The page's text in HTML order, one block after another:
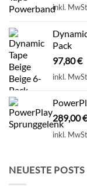
inkl.
Pack
97,80€
inkl.
289,00€
inkl.
NEUESTE POSTS